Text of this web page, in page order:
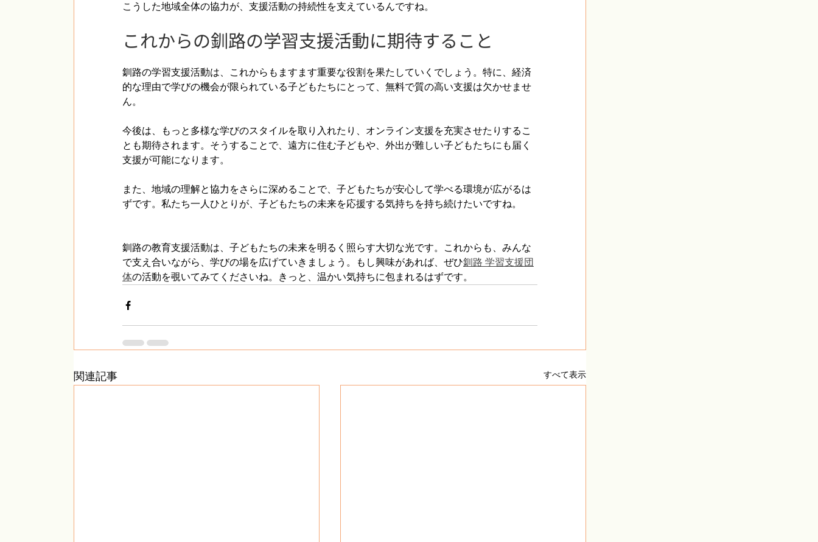
こうした地域全体の協力が、支援活動の持続性を支えているんですね。
これからの釧路の学習支援活動に期待すること
釧路の学習支援活動は、これからもますます重要な役割を果たしていくでしょう。特に、経済
的な理由で学びの機会が限られている子どもたちにとって、無料で質の高い支援は欠かせませ
ん。
今後は、もっと多様な学びのスタイルを取り入れたり、オンライン支援を充実させたりするこ
とも期待されます。そうすることで、遠方に住む子どもや、外出が難しい子どもたちにも届く
支援が可能になります。
また、地域の理解と協力をさらに深めることで、子どもたちが安心して学べる環境が広がるは
ずです。私たち一人ひとりが、子どもたちの未来を応援する気持ちを持ち続けたいですね。
釧路の教育支援活動は、子どもたちの未来を明るく照らす大切な光です。これからも、みんな
で支え合いながら、学びの場を広げていきましょう。もし興味があれば、ぜひ釧路 学習支援団
体の活動を覗いてみてくださいね。きっと、温かい気持ちに包まれるはずです。
関連記事 すべて表示